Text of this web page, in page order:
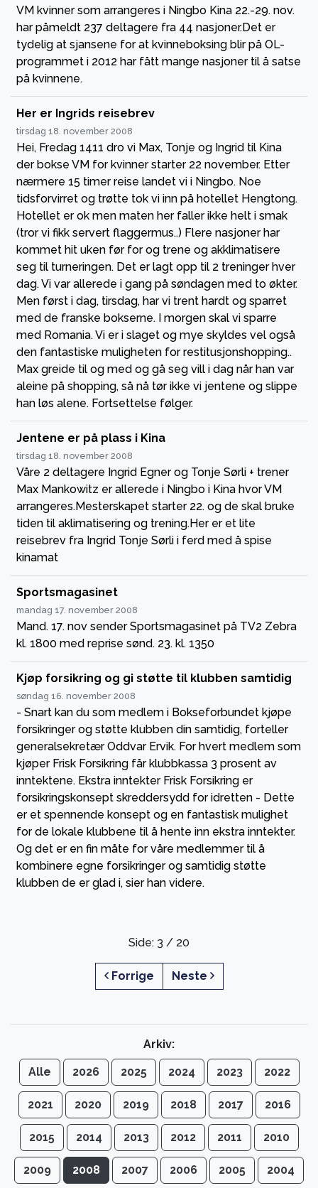
VM kvinner som arrangeres i Ningbo Kina 22.-29. nov.
har påmeldt 237 deltagere fra 44 nasjoner.Det er
tydelig at sjansene for at kvinneboksing blir på OL-
programmet i 2012 har fått mange nasjoner til å satse
på kvinnene.
Her er Ingrids reisebrev
tirsdag 18. november 2008
Hei, Fredag 1411 dro vi Max, Tonje og Ingrid til Kina
der bokse VM for kvinner starter 22 november. Etter
nærmere 15 timer reise landet vi i Ningbo. Noe
tidsforvirret og trøtte tok vi inn på hotellet Hengtong.
Hotellet er ok men maten her faller ikke helt i smak
(tror vi fikk servert flaggermus..) Flere nasjoner har
kommet hit uken før for og trene og akklimatisere
seg til turneringen. Det er lagt opp til 2 treninger hver
dag. Vi var allerede i gang på søndagen med to økter.
Men først i dag, tirsdag, har vi trent hardt og sparret
med de franske bokserne. I morgen skal vi sparre
med Romania. Vi er i slaget og mye skyldes vel også
den fantastiske muligheten for restitusjonshopping..
Max greide til og med og gå seg vill i dag når han var
aleine på shopping, så nå tør ikke vi jentene og slippe
han løs alene. Fortsettelse følger.
Jentene er på plass i Kina
tirsdag 18. november 2008
Våre 2 deltagere Ingrid Egner og Tonje Sørli + trener
Max Mankowitz er allerede i Ningbo i Kina hvor VM
arrangeres.Mesterskapet starter 22. og de skal bruke
tiden til aklimatisering og trening.Her er et lite
reisebrev fra Ingrid Tonje Sørli i ferd med å spise
kinamat
Sportsmagasinet
mandag 17. november 2008
Mand. 17. nov sender Sportsmagasinet på TV2 Zebra
kl. 1800 med reprise sønd. 23. kl. 1350
Kjøp forsikring og gi støtte til klubben samtidig
søndag 16. november 2008
- Snart kan du som medlem i Bokseforbundet kjøpe
forsikringer og støtte klubben din samtidig, forteller
generalsekretær Oddvar Ervik. For hvert medlem som
kjøper Frisk Forsikring får klubbkassa 3 prosent av
inntektene. Ekstra inntekter Frisk Forsikring er
forsikringskonsept skreddersydd for idretten - Dette
er et spennende konsept og en fantastisk mulighet
for de lokale klubbene til å hente inn ekstra inntekter.
Og det er en fin måte for våre medlemmer til å
kombinere egne forsikringer og samtidig støtte
klubben de er glad i, sier han videre.
Side: 3 / 20
Forrige Neste
Arkiv:
Alle 2026 2025 2024 2023 2022
2021 2020 2019 2018 2017 2016
2015 2014 2013 2012 2011 2010
2009 2008 2007 2006 2005 2004